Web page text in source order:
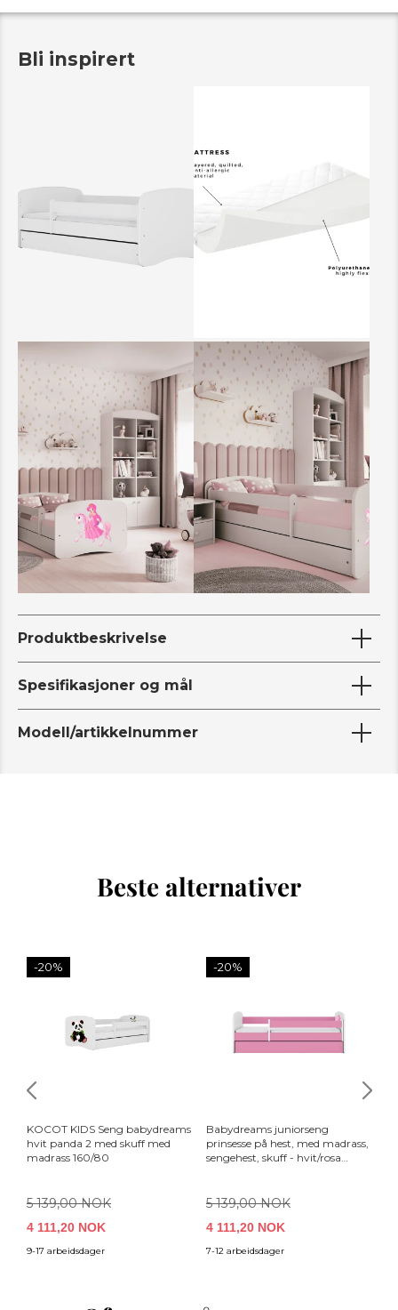
Bli inspirert
Produktbeskrivelse
Spesifikasjoner og mål
Modell/artikkelnummer
Beste alternativer
-20%
KOCOT KIDS Seng babydreams
hvit panda 2 med skuff med
madrass 160/80
5 139,00 NOK
4 111,20 NOK
9-17 arbeidsdager
-20%
Babydreams juniorseng
prinsesse på hest, med madrass,
sengehest, skuff - hvit/rosa
5 139,00 NOK
4 111,20 NOK
7-12 arbeidsdager